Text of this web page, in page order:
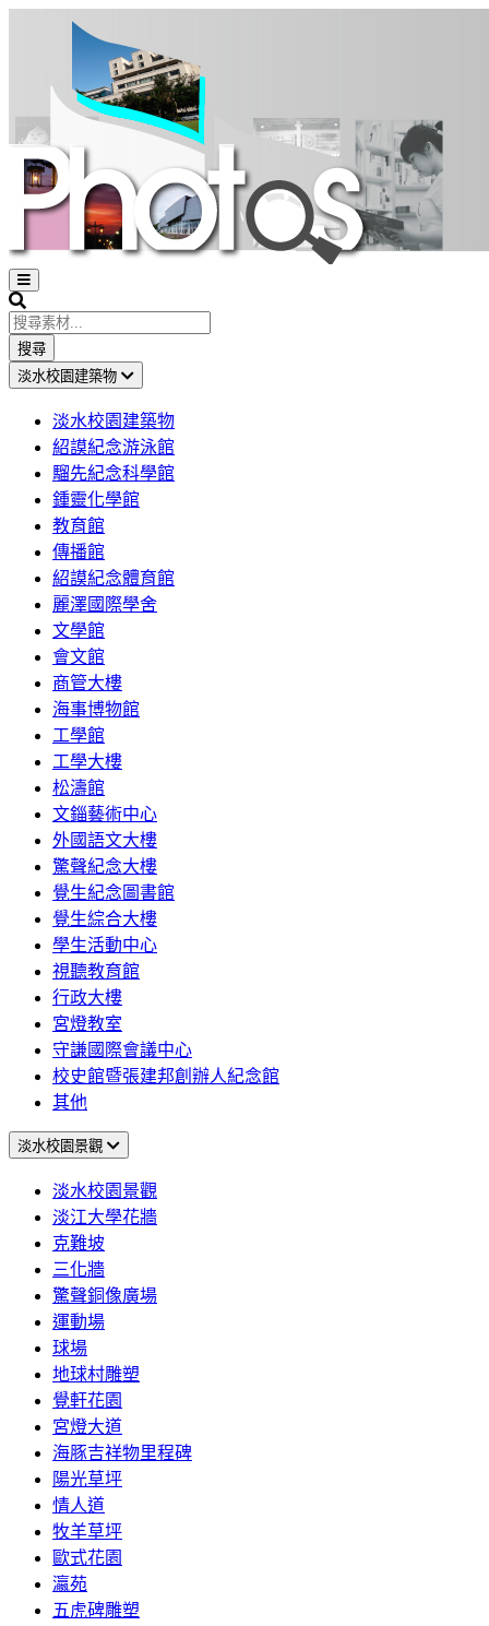
Open
sidebar
Search
搜尋
淡水校園建築物
淡水校園建築物
紹謨紀念游泳館
騮先紀念科學館
鍾靈化學館
教育館
傳播館
紹謨紀念體育館
麗澤國際學舍
文學館
會文館
商管大樓
海事博物館
工學館
工學大樓
松濤館
文錙藝術中心
外國語文大樓
驚聲紀念大樓
覺生紀念圖書館
覺生綜合大樓
學生活動中心
視聽教育館
行政大樓
宮燈教室
守謙國際會議中心
校史館暨張建邦創辦人紀念館
其他
淡水校園景觀
淡水校園景觀
淡江大學花牆
克難坡
三化牆
驚聲銅像廣場
運動場
球場
地球村雕塑
覺軒花園
宮燈大道
海豚吉祥物里程碑
陽光草坪
情人道
牧羊草坪
歐式花園
瀛苑
五虎碑雕塑